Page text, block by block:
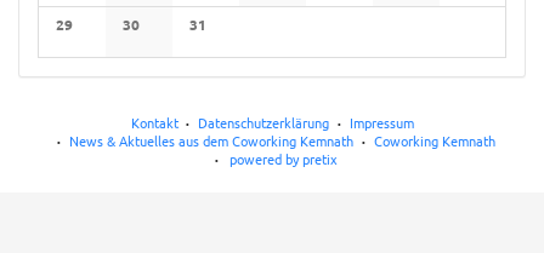
Keine Veranstaltungen
Keine Veranstaltungen
Keine Veranstaltungen
Keine Veranstaltungen
Keine Veranstaltungen
Keine Keine
29
Keine Veranstaltungen
30
Keine Veranstaltungen
31
Keine Veranstaltungen
Kontakt Datenschutzerklärung
Impressum
News & Aktuelles aus dem Coworking Kemnath
Coworking Kemnath
powered by pretix